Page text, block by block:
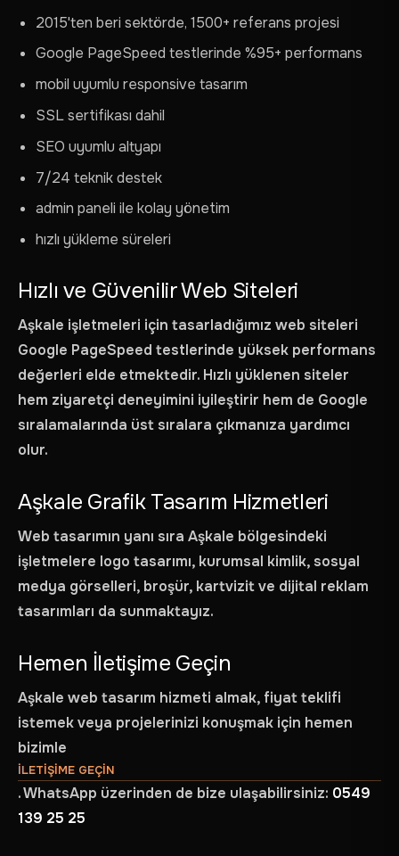
2015'ten beri sektörde, 1500+ referans projesi
Google PageSpeed testlerinde %95+ performans
mobil uyumlu responsive tasarım
SSL sertifikası dahil
SEO uyumlu altyapı
7/24 teknik destek
admin paneli ile kolay yönetim
hızlı yükleme süreleri
Hızlı ve Güvenilir Web Siteleri
Aşkale işletmeleri için tasarladığımız web siteleri
Google PageSpeed testlerinde yüksek performans
değerleri elde etmektedir. Hızlı yüklenen siteler
hem ziyaretçi deneyimini iyileştirir hem de Google
sıralamalarında üst sıralara çıkmanıza yardımcı
olur.
Aşkale Grafik Tasarım Hizmetleri
Web tasarımın yanı sıra Aşkale bölgesindeki
işletmelere logo tasarımı, kurumsal kimlik, sosyal
medya görselleri, broşür, kartvizit ve dijital reklam
tasarımları da sunmaktayız.
Hemen İletişime Geçin
Aşkale web tasarım hizmeti almak, fiyat teklifi
istemek veya projelerinizi konuşmak için hemen
bizimle
ILETIŞIME GEÇIN
. WhatsApp üzerinden de bize ulaşabilirsiniz: 0549
139 25 25